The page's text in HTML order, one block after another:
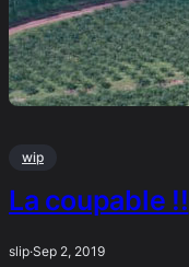
wip
La coupable !!
slip·Sep 2, 2019